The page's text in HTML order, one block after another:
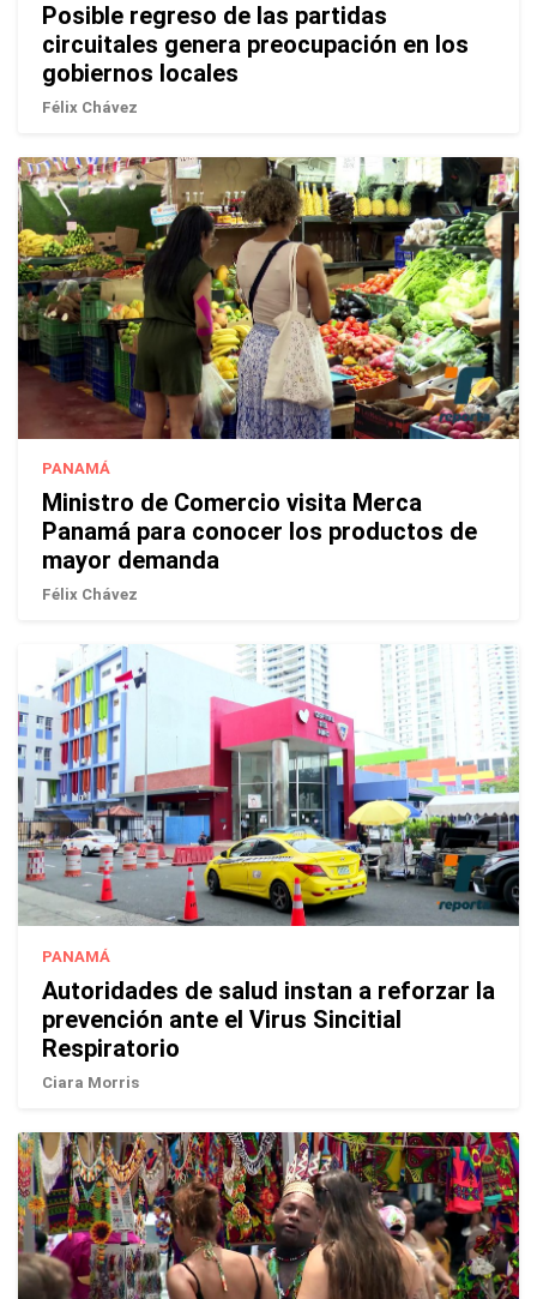
Posible regreso de las partidas
circuitales genera preocupación en los
gobiernos locales
Félix Chávez
PANAMÁ
Ministro de Comercio visita Merca
Panamá para conocer los productos de
mayor demanda
Félix Chávez
PANAMÁ
Autoridades de salud instan a reforzar la
prevención ante el Virus Sincitial
Respiratorio
Ciara Morris